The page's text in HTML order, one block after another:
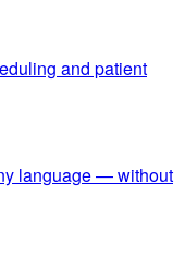
and patient
language — without